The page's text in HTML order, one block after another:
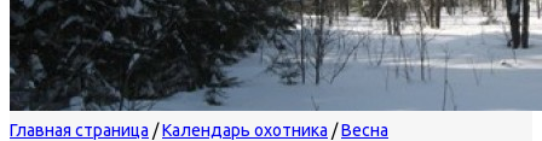
Главная страница /Календарь охотника /Весна